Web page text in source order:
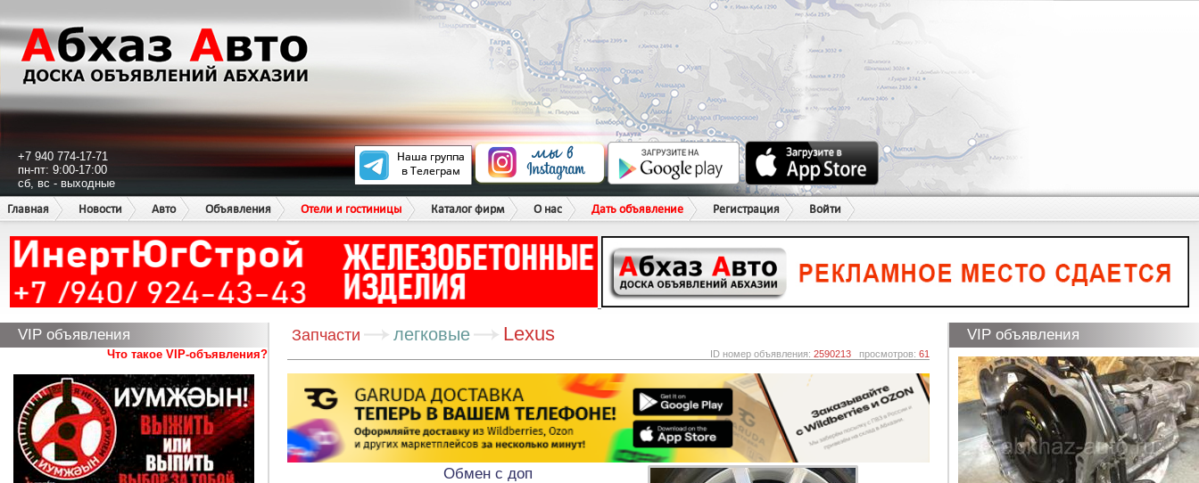
+7 940 774-17-71
пн-пт: 9:00-17:00
сб, вс - выходные
Главная
Новости Авто Объявления Отели и гостиницы Каталог фирм О нас Дать объявление Регистрация Войти
VIP объявления
Что такое VIP-объявления?
Запчасти легковые Lexus
ID номер объявления: 2590213 просмотров: 61
Обмен с доп
VIP объявления